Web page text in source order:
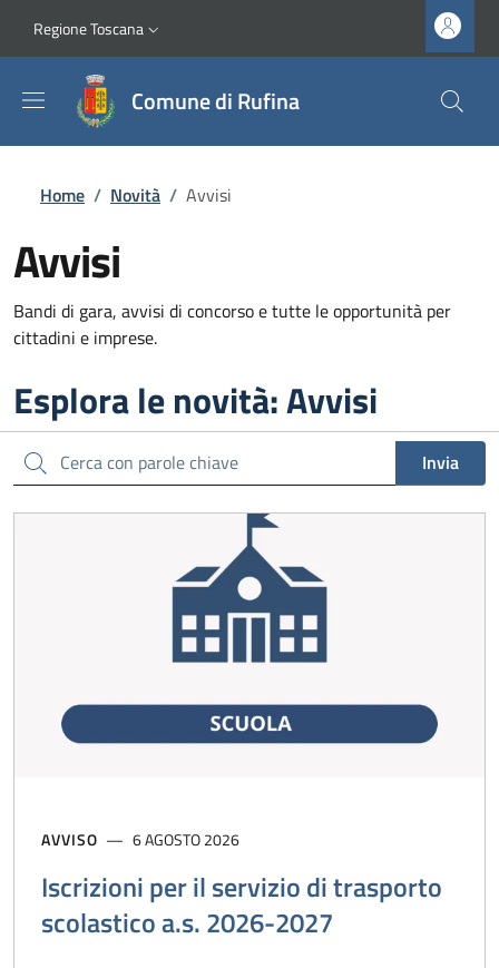
Slim top
Regione Toscana
Comune di Rufina
Briciole di pane
Home / Novità / Avvisi
Avvisi
Bandi di gara, avvisi di concorso e tutte le opportunità per
cittadini e imprese.
Esplora le novità: Avvisi
Cerca Invia
AVVISO 6 AGOSTO 2026
Iscrizioni per il servizio di trasporto
scolastico a.s. 2026-2027